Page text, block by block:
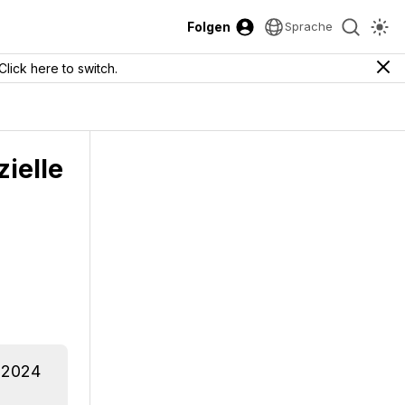
Folgen Sprache
here to switch.